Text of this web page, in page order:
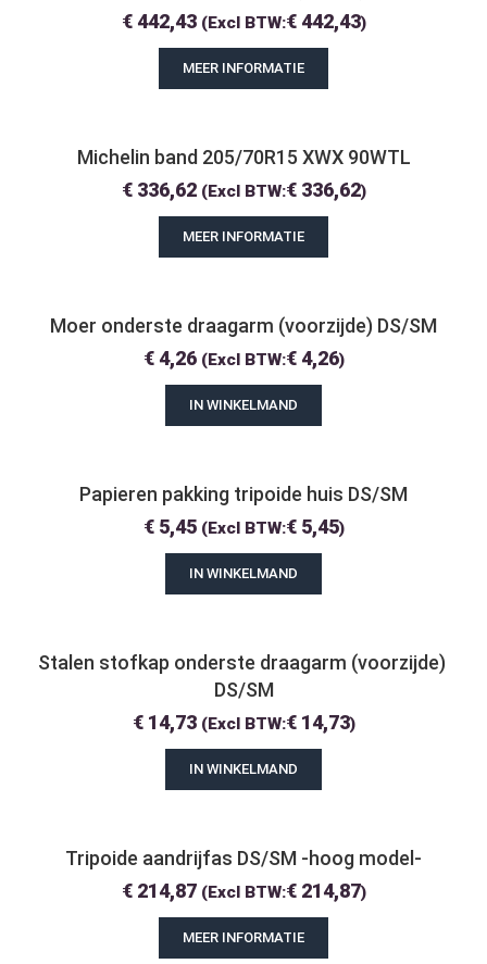
€442,43 (Excl BTW:€442,43)
MEER INFORMATIE
Michelin band 205/70R15 XWX 90WTL
€336,62 (Excl BTW:€336,62)
MEER INFORMATIE
Moer onderste draagarm (voorzijde) DS/SM
€4,26 (Excl BTW:€4,26)
IN WINKELMAND
Papieren pakking tripoide huis DS/SM
€5,45 (Excl BTW:€5,45)
IN WINKELMAND
Stalen stofkap onderste draagarm (voorzijde)
DS/SM
€14,73 (Excl BTW:€14,73)
IN WINKELMAND
Tripoide aandrijfas DS/SM -hoog model-
€214,87 (Excl BTW:€214,87)
MEER INFORMATIE